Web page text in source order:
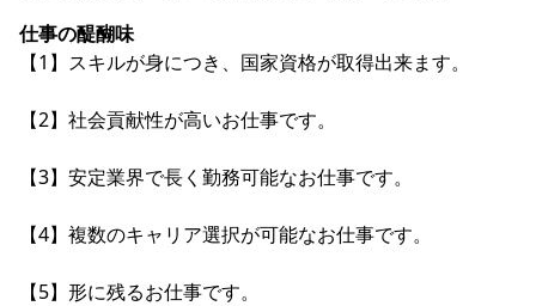
仕事の醍醐味
【1】スキルが身につき、国家資格が取得出来ます。
【2】社会貢献性が高いお仕事です。
【3】安定業界で長く勤務可能なお仕事です。
【4】複数のキャリア選択が可能なお仕事です。
【5】形に残るお仕事です。